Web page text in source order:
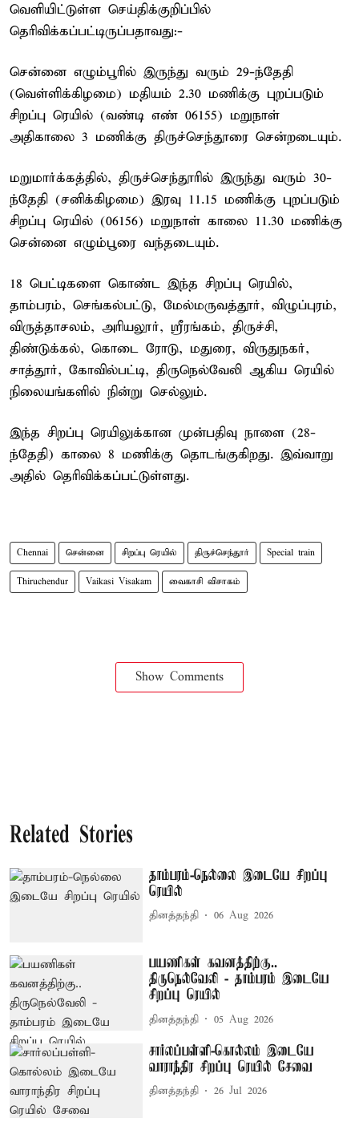
வெளியிட்டுள்ள செய்திக்குறிப்பில்
தெரிவிக்கப்பட்டிருப்பதாவது:-
சென்னை எழும்பூரில் இருந்து வரும் 29-ந்தேதி
(வெள்ளிக்கிழமை) மதியம் 2.30 மணிக்கு புறப்படும்
சிறப்பு ரெயில் (வண்டி எண் 06155) மறுநாள்
அதிகாலை 3 மணிக்கு திருச்செந்தூரை சென்றடையும்.
மறுமார்க்கத்தில், திருச்செந்தூரில் இருந்து வரும் 30-
ந்தேதி (சனிக்கிழமை) இரவு 11.15 மணிக்கு புறப்படும்
சிறப்பு ரெயில் (06156) மறுநாள் காலை 11.30 மணிக்கு
சென்னை எழும்பூரை வந்தடையும்.
18 பெட்டிகளை கொண்ட இந்த சிறப்பு ரெயில்,
தாம்பரம், செங்கல்பட்டு, மேல்மருவத்தூர், விழுப்புரம்,
விருத்தாசலம், அரியலூர், ஸ்ரீரங்கம், திருச்சி,
திண்டுக்கல், கொடை ரோடு, மதுரை, விருதுநகர்,
சாத்தூர், கோவில்பட்டி, திருநெல்வேலி ஆகிய ரெயில்
நிலையங்களில் நின்று செல்லும்.
இந்த சிறப்பு ரெயிலுக்கான முன்பதிவு நாளை (28-
ந்தேதி) காலை 8 மணிக்கு தொடங்குகிறது. இவ்வாறு
அதில் தெரிவிக்கப்பட்டுள்ளது.
Chennai சென்னை சிறப்பு ரெயில் திருச்செந்தூர் Special train
Thiruchendur Vaikasi Visakam வைகாசி விசாகம்
Show Comments
Related Stories
தாம்பரம்-நெல்லை இடையே சிறப்பு
ரெயில்
தினத்தந்தி 06 Aug 2026
பயணிகள் கவனத்திற்கு..
திருநெல்வேலி - தாம்பரம் இடையே
சிறப்பு ரெயில்
தினத்தந்தி 05 Aug 2026
சார்லப்பள்ளி-கொல்லம் இடையே
வாராந்திர சிறப்பு ரெயில் சேவை
தினத்தந்தி 26 Jul 2026